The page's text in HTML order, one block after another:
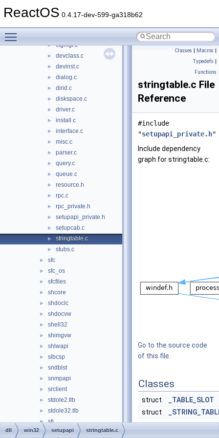
ReactOS 0.4.17-dev-599-ga318b62
► sensapi
► cfgmgr.c
► devclass.c
► devinst.c
► dialog.c
► dirid.c
► diskspace.c
► driver.c
► install.c
► interface.c
► misc.c
► parser.c
► query.c
► queue.c
► resource.h
► rpc.c
► rpc_private.h
► setupapi_private.h
► setupcab.c
► stringtable.c
► stubs.c
► sfc
► sfc_os
► sfcfiles
► shcore
► shdoclc
► shdocvw
► shell32
► shimgvw
► shlwapi
► slbcsp
► sndblst
► snmpapi
► srclient
► stdole2.tlb
► stdole32.tlb
► sti
► storprop
Classes | Macros |
Typedefs |
Functions
stringtable.c File
Reference
#include
"setupapi_private.h"
Include dependency
graph for stringtable.c:
Go to the source code
of this file.
Classes
struct
_TABLE_SLOT
struct
Macros
dll win32 setupapi stringtable.c